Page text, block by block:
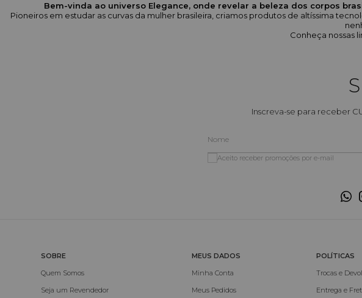
Bem-vinda ao universo Elegance, onde revelar a beleza dos corpos
Pioneiros em estudar as curvas da mulher brasileira, criamos produtos de altíssima
Conheça nossas
Inscreva-se para receber
Aceito receber promoções por e-mail
SOBRE
Quem Somos
Seja um Revendedor
MEUS DADOS
Minha Conta
Meus Pedidos
POLÍTICAS
Trocas e
Entrega e